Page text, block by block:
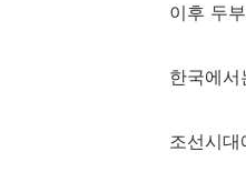
이후 두
한국에
조선시